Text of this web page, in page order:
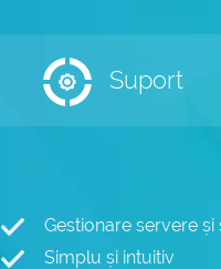
Suport
Gestionare servere
Simplu și intuitiv